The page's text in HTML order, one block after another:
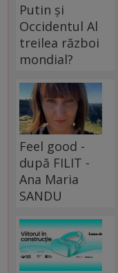
Putin și
Occidentul Al
treilea război
mondial?
Feel good -
după FILIT -
Ana Maria
SANDU